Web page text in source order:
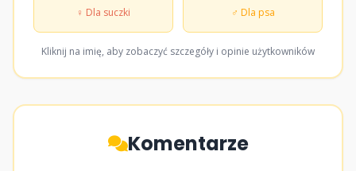
♀ Dla suczki ♂ Dla psa
Kliknij na imię, aby zobaczyć szczegóły i opinie użytkowników
Komentarze